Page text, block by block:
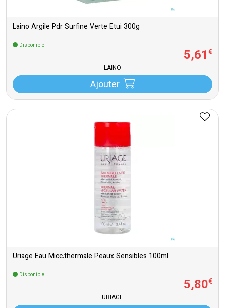
Laino Argile Pdr Surfine Verte Etui 300g
Disponible
5,61€
LAINO
Ajouter
Uriage Eau Micc.thermale Peaux Sensibles 100ml
Disponible
5,80€
URIAGE